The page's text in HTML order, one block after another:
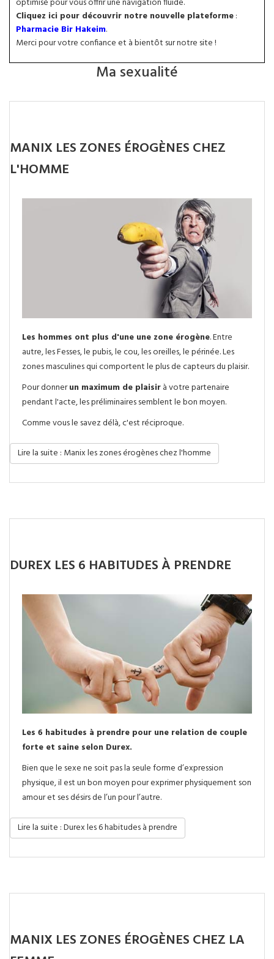
Cliquez ici pour découvrir notre nouvelle plateforme:
Pharmacie Bir Hakeim.
Merci pour votre confiance et à bientôt sur notre site !
Ma sexualité
MANIX LES ZONES ÉROGÈNES CHEZ
L'HOMME
Les hommes ont plus d'une une zone érogène. Entre
autre, les Fesses, le pubis, le cou, les oreilles, le périnée. Les
zones masculines qui comportent le plus de capteurs du plaisir.
Pour donnerun maximum de plaisirà votre partenaire
pendant l'acte, les préliminaires semblent le bon moyen.
Comme vous le savez délà,c'est réciproque.
Lire la suite : Manix les zones érogènes chez l'homme
DUREX LES 6 HABITUDES À PRENDRE
Les 6 habitudes à prendre pour une relation de couple
forte et saine selon Durex.
Bien que le sexe ne soit pas la seule forme d’expression
physique, il est un bon moyen pour exprimer physiquement son
amour et ses désirs de l’un pour l’autre.
Lire la suite : Durex les 6 habitudes à prendre
MANIX LES ZONES ÉROGÈNES CHEZ LA